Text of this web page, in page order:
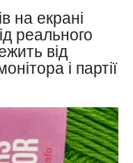
на екрані
реального
від
і партії